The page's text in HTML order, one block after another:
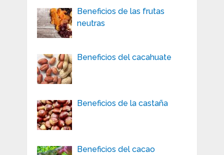
Beneficios de las frutas
neutras
Beneficios del cacahuate
Beneficios de la castaña
Beneficios del cacao